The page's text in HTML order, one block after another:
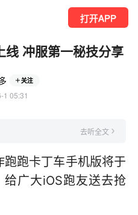
打开APP
线 冲服第一秘技分享
关注
1 05:31
去听全文
跑卡丁车手机版将于
广大iOS跑友送去抢